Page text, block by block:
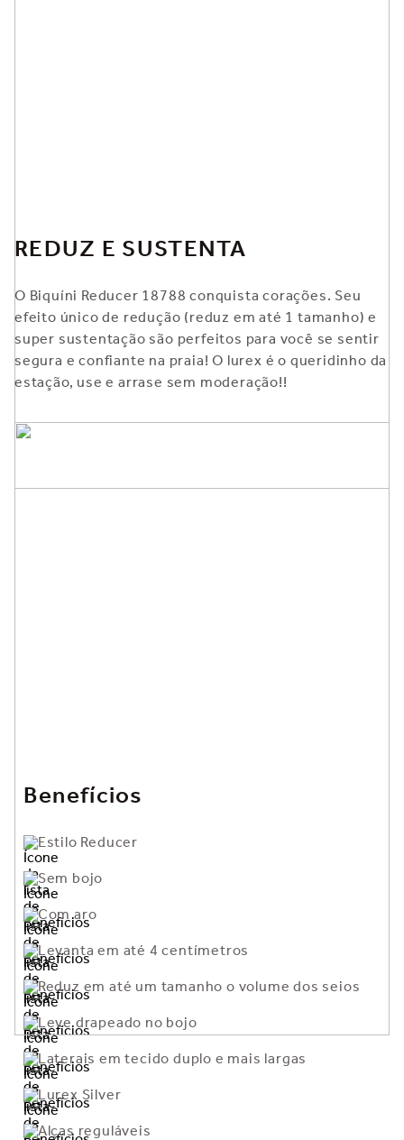
REDUZ E SUSTENTA
O Biquíni Reducer 18788 conquista corações. Seu
efeito único de redução (reduz em até 1 tamanho) e
super sustentação são perfeitos para você se sentir
segura e confiante na praia! O lurex é o queridinho da
estação, use e arrase sem moderação!!
Benefícios
Estilo Reducer
Sem bojo
Com aro
Levanta em até 4 centímetros
Reduz em até um tamanho o volume dos seios
Leve drapeado no bojo
Laterais em tecido duplo e mais largas
Lurex Silver
Alças reguláveis